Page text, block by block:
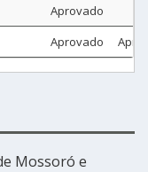
Aprovado
Aprovado
Mossoró e